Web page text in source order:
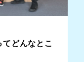
てどんなとこ